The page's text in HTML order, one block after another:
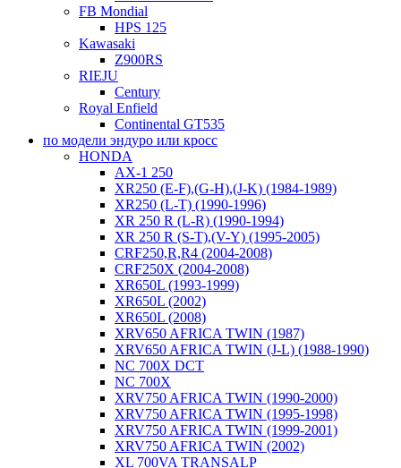
FB Mondial
HPS 125
Kawasaki
Z900RS
RIEJU
Century
Royal Enfield
Continental GT535
по модели эндуро или кросс
HONDA
AX-1 250
XR250 (E-F),(G-H),(J-K) (1984-1989)
XR250 (L-T) (1990-1996)
XR 250 R (L-R) (1990-1994)
XR 250 R (S-T),(V-Y) (1995-2005)
CRF250,R,R4 (2004-2008)
CRF250X (2004-2008)
XR650L (1993-1999)
XR650L (2002)
XR650L (2008)
XRV650 AFRICA TWIN (1987)
XRV650 AFRICA TWIN (J-L) (1988-1990)
NC 700X DCT
NC 700X
XRV750 AFRICA TWIN (1990-2000)
XRV750 AFRICA TWIN (1995-1998)
XRV750 AFRICA TWIN (1999-2001)
XRV750 AFRICA TWIN (2002)
XL 700VA TRANSALP